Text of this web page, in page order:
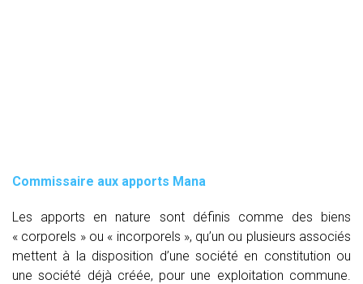
Commissaire aux apports Mana
Les apports en nature sont définis comme des biens
« corporels » ou « incorporels », qu’un ou plusieurs associés
mettent à la disposition d’une société en constitution ou
une société déjà créée, pour une exploitation commune.